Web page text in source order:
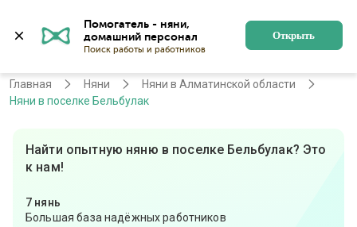
Помогатель - няни,
Поиск работы и работников
Открыть
Алматы Регистрация
Главная Няни
Няни в Алматинской области
Няни в поселке Бельбулак
Найти опытную няню в поселке Бельбулак? Это
к нам!
7 нянь
Большая база надёжных работников